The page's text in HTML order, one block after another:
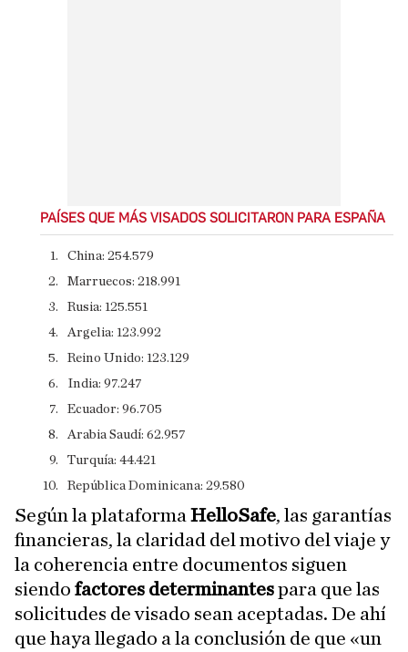
PAÍSES QUE MÁS VISADOS SOLICITARON PARA ESPAÑA
China: 254.579
​Marruecos: 218.991
​Rusia: 125.551
​Argelia: 123.992
​Reino Unido: 123.129
​India: 97.247
​Ecuador: 96.705
​Arabia Saudí: 62.957
​Turquía: 44.421
​República Dominicana: 29.580
Según la plataforma HelloSafe, las garantías
financieras, la claridad del motivo del viaje y
la coherencia entre documentos siguen
siendo factores determinantespara que las
solicitudes de visado sean aceptadas. De ahí
que haya llegado a la conclusión de que «un